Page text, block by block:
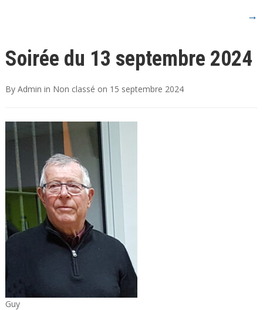
→
Soirée du 13 septembre 2024
By Admin in Non classé on 15 septembre 2024
Guy